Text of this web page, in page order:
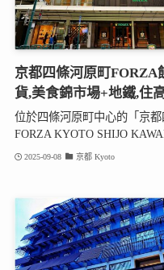
京都四條河原町FORZA
貨,美食錦市場+地鐵,住
位於四條河原町中心的「京
FORZA KYOTO SHIJO
2025-09-08 京都 Kyoto